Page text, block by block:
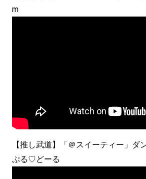
m
【推し武道】「＠スイーティー」ダ
ぷる♡どーる